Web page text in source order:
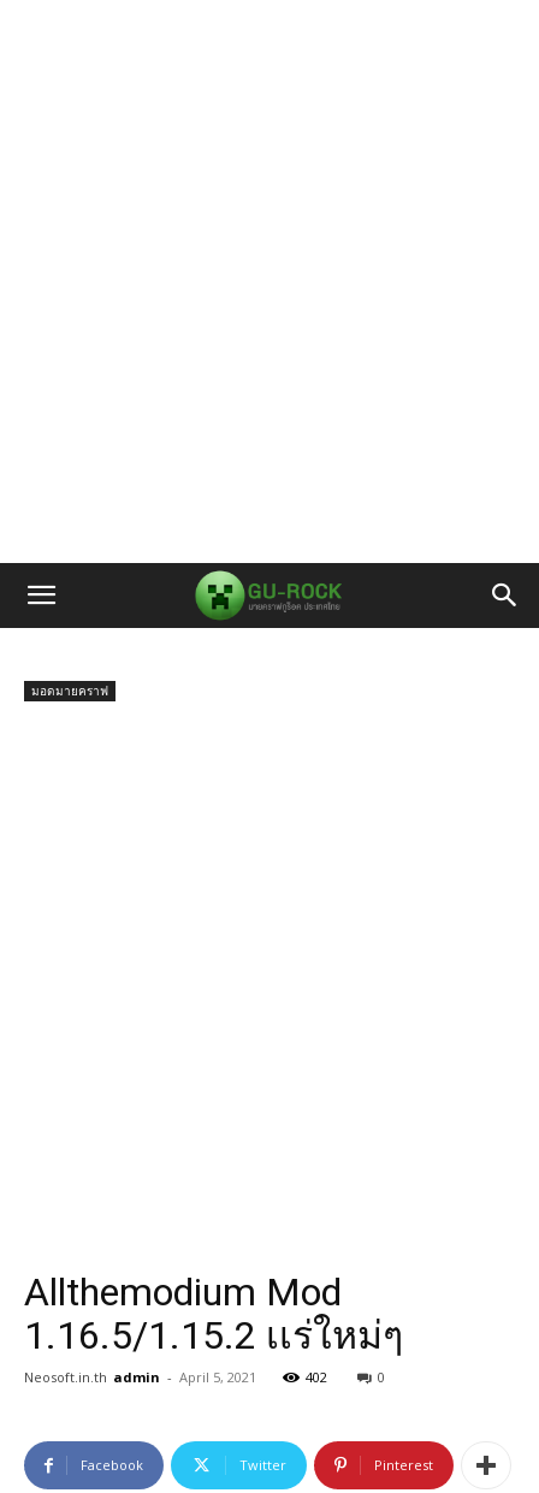
มอดมายคราฟ
Allthemodium Mod
1.16.5/1.15.2 เเร่ใหม่ๆ
Neosoft.in.th admin - April 5, 2021 402 0
Facebook Twitter Pinterest